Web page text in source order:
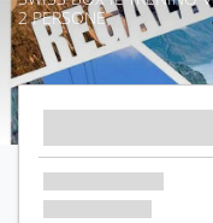
2 PERSONE